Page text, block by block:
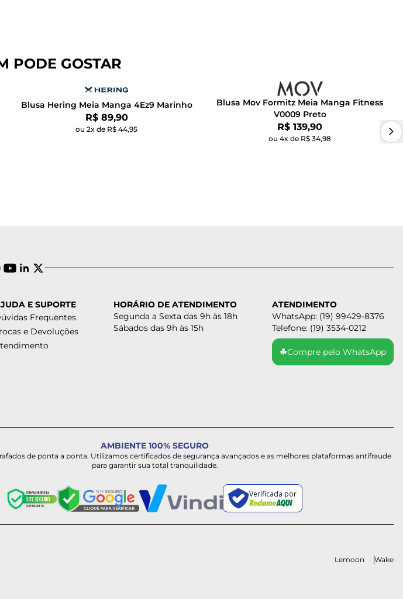
PODE GOSTAR
Blusa Hering Meia Manga 4Ez9 Marinho
Por:
R$ 89,90
ou 2x de R$ 44,95
Blusa Mov Formitz Meia Manga Fitness
V0009 Preto
Por:
R$ 139,90
ou 4x de R$ 34,98
E SUPORTE
Frequentes
e Devoluções
HORÁRIO DE ATENDIMENTO
Segunda a Sexta das 9h às 18h
Sábados das 9h às 15h
ATENDIMENTO
WhatsApp: (19) 99429-8376
Telefone: (19) 3534-0212
☘Compre pelo WhatsApp
AMBIENTE 100% SEGURO
de ponta a ponta. Utilizamos certificados de segurança avançados e as melhores plataformas antifraude
para garantir sua total tranquilidade.
Verificada por
Lemoon Wake